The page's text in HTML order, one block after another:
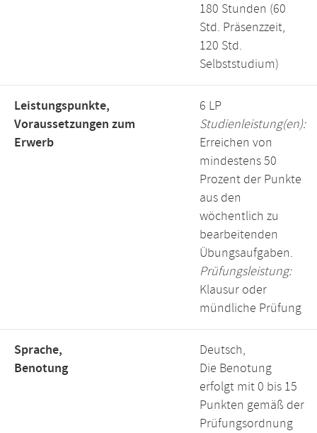
180 Stunden (60
Std. Präsenzzeit,
120 Std.
Selbststudium)
Leistungspunkte,
Voraussetzungen zum
Erwerb
6 LP
Studienleistung(en):
Erreichen von
mindestens 50
Prozent der Punkte
aus den
wöchentlich zu
bearbeitenden
Übungsaufgaben.
Prüfungsleistung:
Klausur oder
mündliche Prüfung
Sprache,
Benotung
Deutsch,
Die Benotung
erfolgt mit 0 bis 15
Punkten gemäß der
Prüfungsordnung